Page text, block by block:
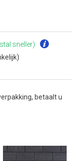
sneller)
betaalt u